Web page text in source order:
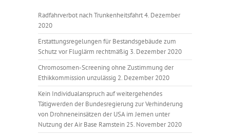
Radfahrverbot nach Trunkenheitsfahrt4. Dezember
2020
Erstattungsregelungen für Bestandsgebäude zum
Schutz vor Fluglärm rechtmäßig 3. Dezember 2020
Chromosomen-Screening ohne Zustimmung der
Ethikkommission unzulässig 2. Dezember 2020
Kein Individualanspruch auf weitergehendes
Tätigwerden der Bundesregierung zur Verhinderung
von Drohneneinsätzen der USA im Jemen unter
Nutzung der Air Base Ramstein 25. November 2020